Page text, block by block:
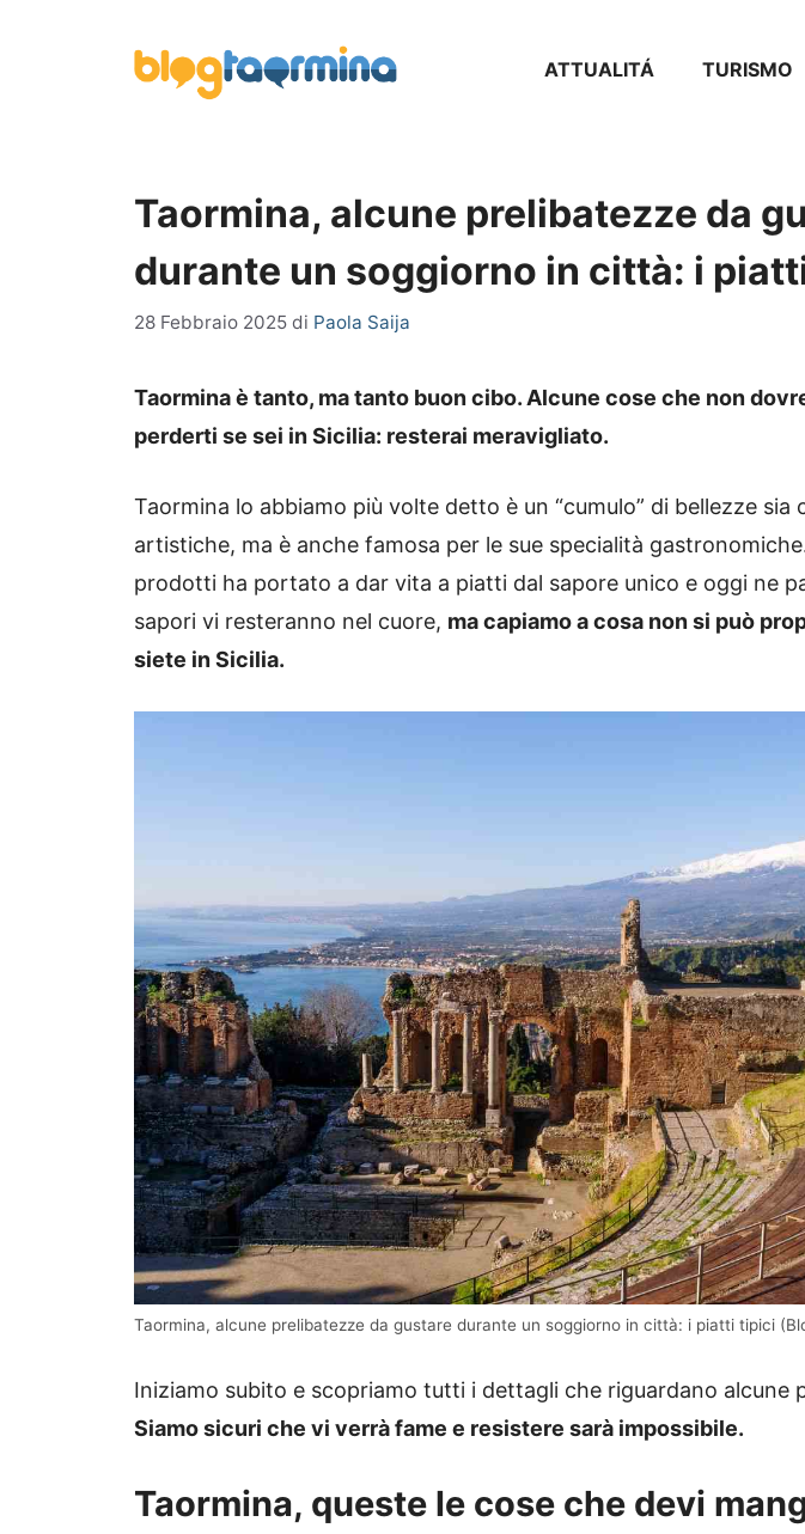
ATTUALITÁ TURISMO
Taormina, alcune prelibatezze da
durante un soggiorno in città: i
28 Febbraio 2025 di Paola Saija
Taormina è tanto, ma tanto buon cibo. Alcune cose che non
perderti se sei in Sicilia: resterai meravigliato.
Taormina lo abbiamo più volte detto è un “cumulo” di bellezze sia
artistiche, ma è anche famosa per le sue specialità
prodotti ha portato a dar vita a piatti dal sapore unico e oggi ne
sapori vi resteranno nel cuore, ma capiamo a cosa non si può
siete in Sicilia.
Taormina, alcune prelibatezze da gustare durante un soggiorno in città: i piatti tipici
Iniziamo subito e scopriamo tutti i dettagli che riguardano alcune
Siamo sicuri che vi verrà fame e resistere sarà impossibile.
Taormina, queste le cose che devi